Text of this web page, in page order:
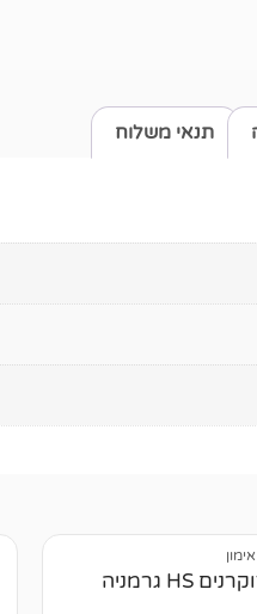
תנאי משלוח
קולר אימון דוקרנים HS גרמניה